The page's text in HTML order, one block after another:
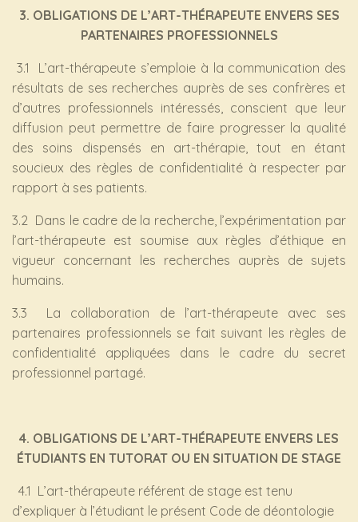
3. OBLIGATIONS DE L’ART-THÉRAPEUTE ENVERS SES
PARTENAIRES PROFESSIONNELS
3.1 L’art-thérapeute s’emploie à la communication des
résultats de ses recherches auprès de ses confrères et
d’autres professionnels intéressés, conscient que leur
diffusion peut permettre de faire progresser la qualité
des soins dispensés en art-thérapie, tout en étant
soucieux des règles de confidentialité à respecter par
rapport à ses patients.
3.2 Dans le cadre de la recherche, l’expérimentation par
l’art-thérapeute est soumise aux règles d’éthique en
vigueur concernant les recherches auprès de sujets
humains.
3.3 La collaboration de l’art-thérapeute avec ses
partenaires professionnels se fait suivant les règles de
confidentialité appliquées dans le cadre du secret
professionnel partagé.
4. OBLIGATIONS DE L’ART-THÉRAPEUTE ENVERS LES
ÉTUDIANTS EN TUTORAT OU EN SITUATION DE STAGE
4.1 L’art-thérapeute référent de stage est tenu
d’expliquer à l’étudiant le présent Code de déontologie